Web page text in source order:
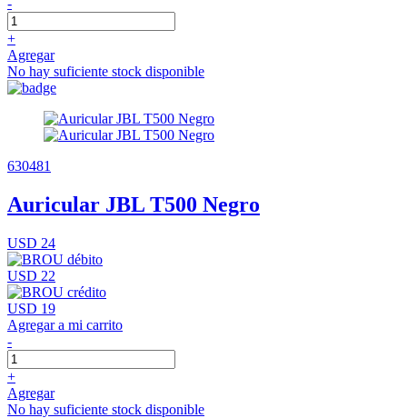
+
Agregar
No hay suficiente stock disponible
630481
Auricular JBL T500 Negro
USD 24
USD 22
USD 19
Agregar a mi carrito
-
+
Agregar
No hay suficiente stock disponible